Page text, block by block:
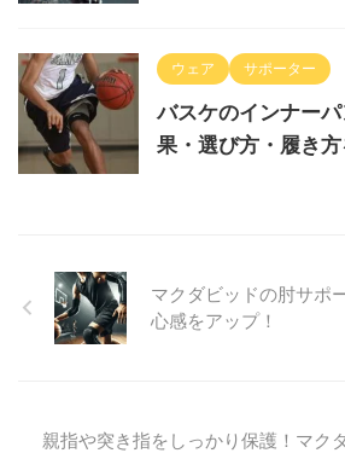
ウェア サポーター
バスケのインナー
果・選び方・履き
マクダビッドの肘サポ
心感をアップ！
親指や突き指をしっかり保護！マク